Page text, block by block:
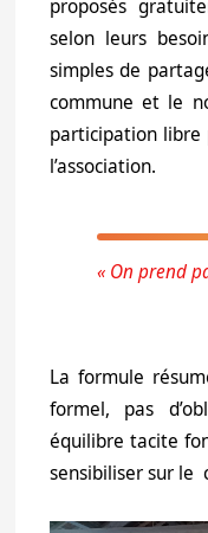
proposés
selon leurs
simples de
commune et le
participation libre
l’association.
« On prend
La formule
formel, pas
équilibre tacite
sensibiliser sur le